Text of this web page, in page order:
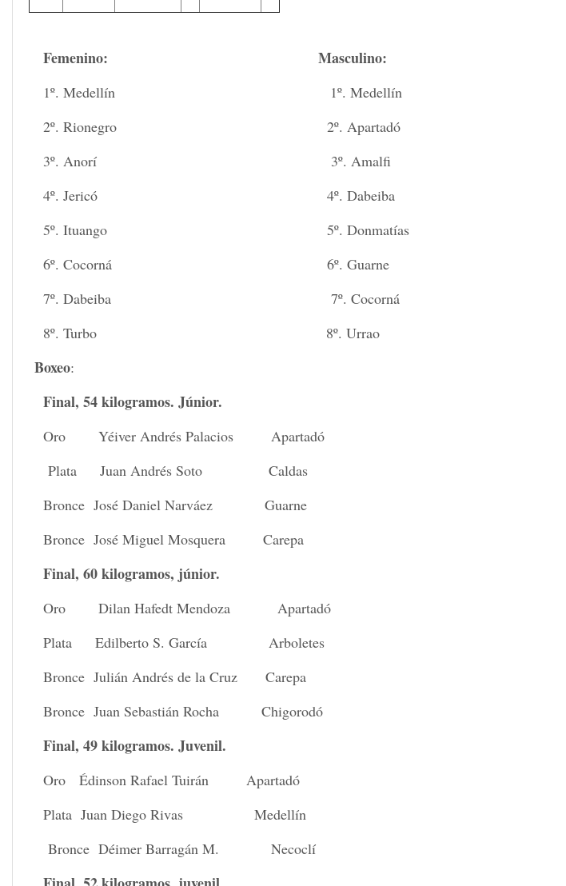
Femenino: Masculino:
1º. Medellín 1º. Medellín
2º. Rionegro 2º. Apartadó
3º. Anorí 3º. Amalfi
4º. Jericó 4º. Dabeiba
5º. Ituango 5º. Donmatías
6º. Cocorná 6º. Guarne
7º. Dabeiba 7º. Cocorná
8º. Turbo 8º. Urrao
Boxeo:
Final, 54 kilogramos. Júnior.
Oro Yéiver Andrés Palacios Apartadó
Plata Juan Andrés Soto Caldas
Bronce José Daniel Narváez Guarne
Bronce José Miguel Mosquera Carepa
Final, 60 kilogramos, júnior.
Oro Dilan Hafedt Mendoza Apartadó
Plata Edilberto S. García Arboletes
Bronce Julián Andrés de la Cruz Carepa
Bronce Juan Sebastián Rocha Chigorodó
Final, 49 kilogramos. Juvenil.
Oro Édinson Rafael Tuirán Apartadó
Plata Juan Diego Rivas Medellín
Bronce Déimer Barragán M. Necoclí